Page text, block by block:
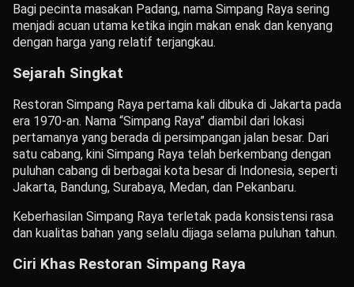
Bagi pecinta masakan Padang, nama Simpang Raya sering
menjadi acuan utama ketika ingin makan enak dan kenyang
dengan harga yang relatif terjangkau.
Sejarah Singkat
Restoran Simpang Raya pertama kali dibuka di Jakarta pada
era 1970-an. Nama “Simpang Raya” diambil dari lokasi
pertamanya yang berada di persimpangan jalan besar. Dari
satu cabang, kini Simpang Raya telah berkembang dengan
puluhan cabang di berbagai kota besar di Indonesia, seperti
Jakarta, Bandung, Surabaya, Medan, dan Pekanbaru.
Keberhasilan Simpang Raya terletak pada konsistensi rasa
dan kualitas bahan yang selalu dijaga selama puluhan tahun.
Ciri Khas Restoran Simpang Raya